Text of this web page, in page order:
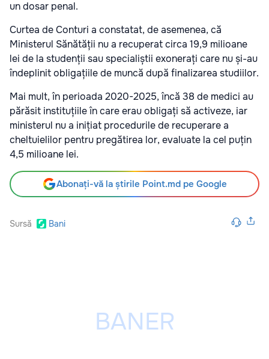
un dosar penal.
Curtea de Conturi a constatat, de asemenea, că
Ministerul Sănătății nu a recuperat circa 19,9 milioane
lei de la studenții sau specialiștii exonerați care nu și-au
îndeplinit obligațiile de muncă după finalizarea studiilor.
Mai mult, în perioada 2020-2025, încă 38 de medici au
părăsit instituțiile în care erau obligați să activeze, iar
ministerul nu a inițiat procedurile de recuperare a
cheltuielilor pentru pregătirea lor, evaluate la cel puțin
4,5 milioane lei.
Abonați-vă la știrile Point.md pe Google
Sursă Bani